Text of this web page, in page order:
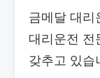
금메달 대리
대리운전 전
갖추고 있습